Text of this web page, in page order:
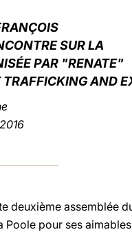
SUR LA
PAR "RENATE"
AND
deuxième assemblée
pour ses